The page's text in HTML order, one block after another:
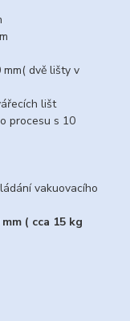
dvě lišty v
lišt
procesu s 10
vakuovacího
( cca 15 kg